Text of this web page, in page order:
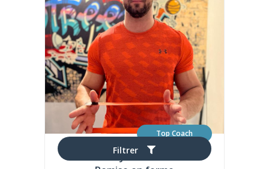
Filtrer
Top Coach
Julien